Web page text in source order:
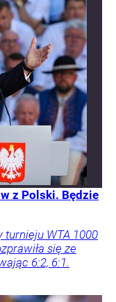
z Polski. Będzie
turnieju WTA 1000
się ze
6:2, 6:1.